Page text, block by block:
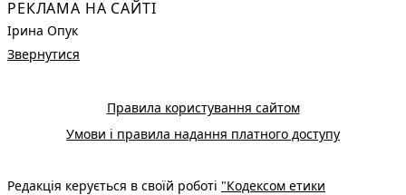
РЕКЛАМА НА САЙТІ
Ірина Опук
Звернутися
Правила користування сайтом
Умови і правила надання платного доступу
Редакція керується в своїй роботі "Кодексом етики